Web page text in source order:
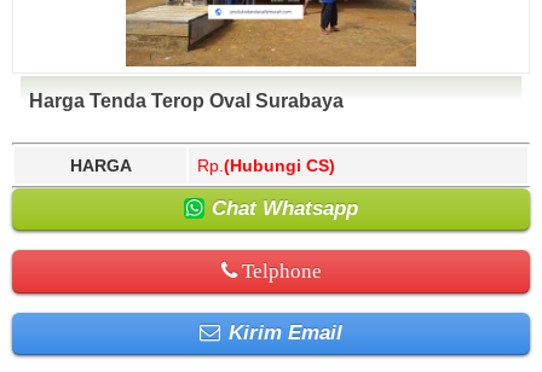
Harga Tenda Terop Oval Surabaya
HARGA Rp. (Hubungi CS)
Chat Whatsapp
Telphone
Kirim Email